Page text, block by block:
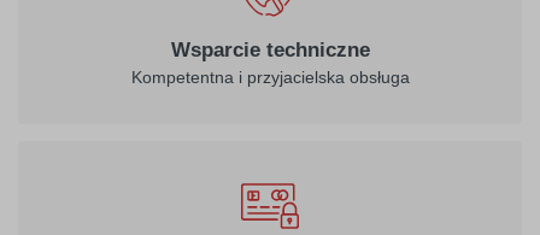
Wsparcie techniczne
Kompetentna i przyjacielska obsługa